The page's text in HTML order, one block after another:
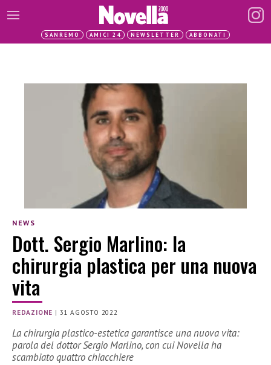
SANREMO AMICI 24 NEWSLETTER ABBONATI
NEWS
Dott. Sergio Marlino: la
chirurgia plastica per una nuova
vita
REDAZIONE | 31 AGOSTO 2022
La chirurgia plastico-estetica garantisce una nuova vita:
parola del dottor Sergio Marlino, con cui Novella ha
scambiato quattro chiacchiere